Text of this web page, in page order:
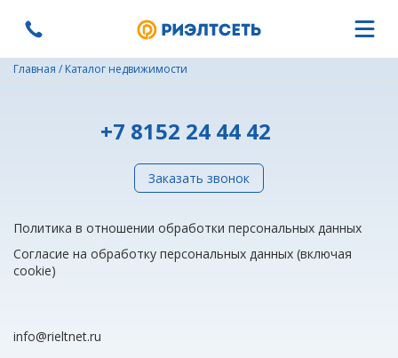
Главная / Каталог недвижимости
+7 8152 24 44 42
Заказать звонок
Политика в отношении обработки персональных данных
Согласие на обработку персональных данных (включая
cookie)
info@rieltnet.ru